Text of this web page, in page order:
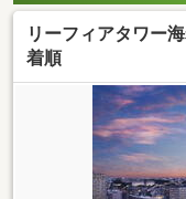
リーフィアタワー
着順